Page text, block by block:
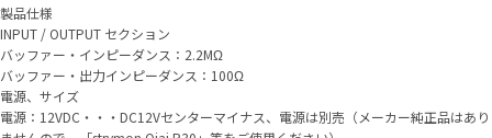
製品仕様
INPUT / OUTPUT セクション
バッファー・インピーダンス：2.2MΩ
バッファー・出力インピーダンス：100Ω
電源、サイズ
電源：12VDC・・・DC12Vセンターマイナス、電源は別売（メーカー純正品はあり